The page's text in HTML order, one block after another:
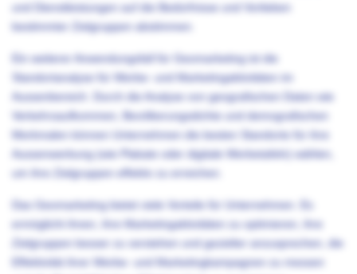
und Dienstleistungen auf die Bedürfnisse und Vorlieben
bestimmter Zielgruppen abstimmen.
Ein weiterer Anwendungsfall für Geomarketing ist die
Standortanalyse für Werbe- und Marketingaktivitäten im
Aussenbereich. Durch die Analyse von geografischen Daten wie
Verkehrsaufkommen, Bevölkerungsdichte und demografischen
Merkmalen können Unternehmen die besten Standorte für ihre
Aussenwerbung (wie Plakate oder digitale Werbetafeln) wählen,
um ihre Zielgruppen effektiv zu erreichen.
Das Geomarketing bietet viele Vorteile für Unternehmen. Es
ermöglicht ihnen, ihre Marketingaktivitäten zu optimieren, ihre
Zielgruppen besser zu verstehen und gezielter anzusprechen, die
Effektivität ihrer Werbe- und Marketingkampagnen zu messen